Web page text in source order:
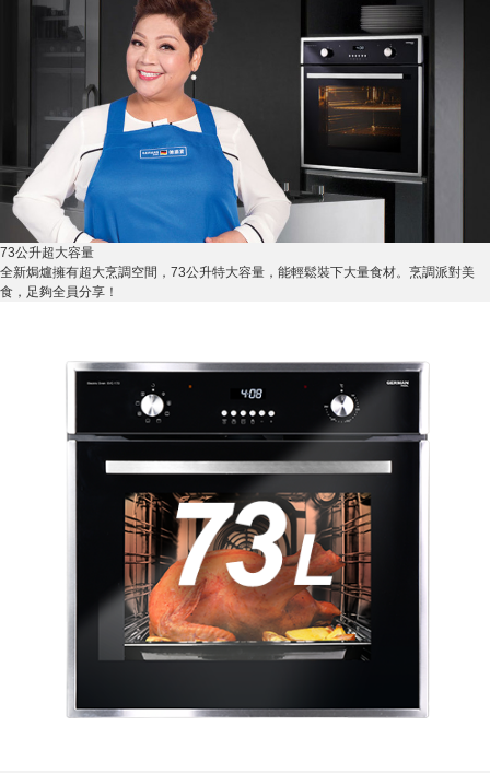
73公升超大容量
全新焗爐擁有超大烹調空間，73公升特大容量，能輕鬆裝下大量食材。烹調派對美
食，足夠全員分享！